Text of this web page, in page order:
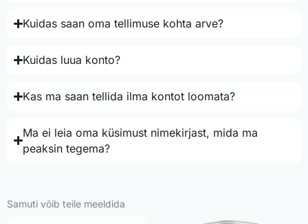
Kuidas saan oma tellimuse kohta arve?
Kuidas luua konto?
Kas ma saan tellida ilma kontot loomata?
Ma ei leia oma küsimust nimekirjast, mida ma
peaksin tegema?
Samuti võib teile meeldida